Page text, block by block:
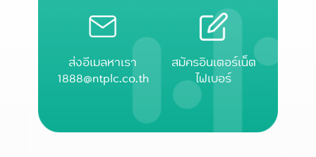
ส่งอีเมลหาเรา
1888@ntplc.co.th
สมัครอินเตอร์เน็ต
ไฟเบอร์